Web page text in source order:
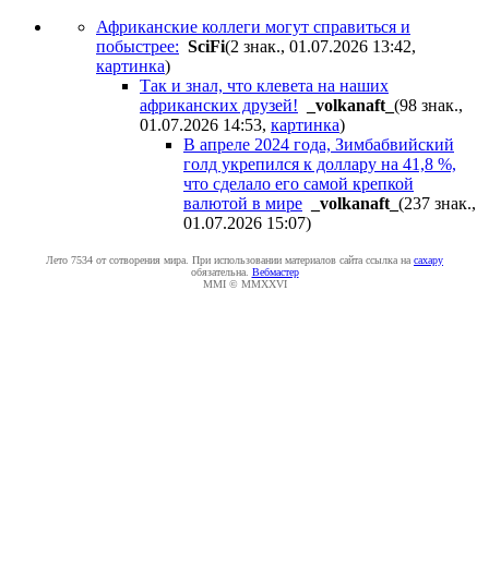
Африканские коллеги могут справиться и
побыстрее: SciFi(2 знак., 01.07.2026 13:42,
картинка)
Так и знал, что клевета на наших
африканских друзей!
_volkanaft_ (98 знак.,
01.07.2026 14:53, картинка)
В апреле 2024 года, Зимбабвийский
голд укрепился к доллару на 41,8 %,
что сделало его самой крепкой
валютой в мире
_volkanaft_ (237 знак.,
01.07.2026 15:07)
Лето 7534 от сотворения мира. При использовании материалов сайта ссылка на caxapу
обязательна. Вебмастер
MMI © MMXXVI